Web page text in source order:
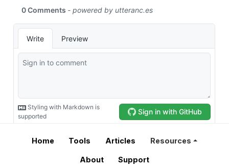
Home Tools Articles Resources
About Support